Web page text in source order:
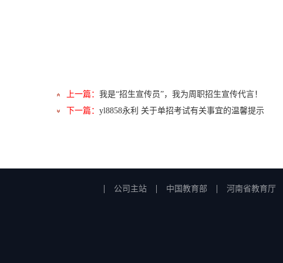
上一篇： 我是“招生宣传员”，我为周职招生宣传代言！
下一篇： yl8858永利 关于单招考试有关事宜的温馨提示
公司主站 中国教育部 河南省教育厅